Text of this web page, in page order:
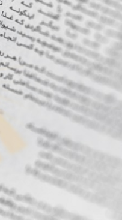
پرونده ویژه
زندگی
نوجوان
کار
پلاس
تحلیل فیلم
داستان